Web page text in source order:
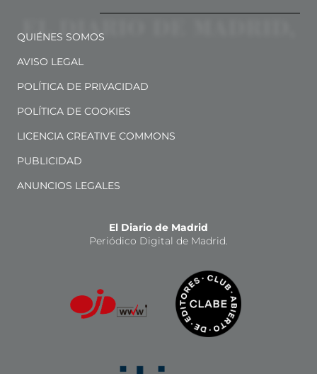
QUIÉNES SOMOS
AVISO LEGAL
POLÍTICA DE PRIVACIDAD
POLÍTICA DE COOKIES
LICENCIA CREATIVE COMMONS
PUBLICIDAD
ANUNCIOS LEGALES
El Diario de Madrid
Periódico Digital de Madrid.